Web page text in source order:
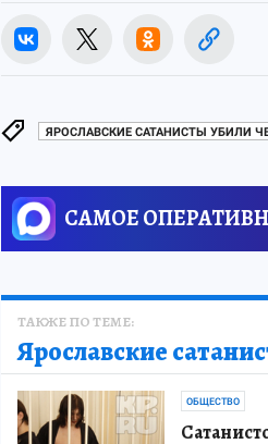
ЯРОСЛАВСКИЕ САТАНИСТЫ УБИЛИ
САМОЕ
ТАКЖЕ ПО ТЕМЕ:
Ярославские
ОБЩЕСТВО